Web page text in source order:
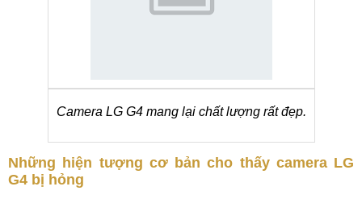
Camera LG G4 mang lại chất lượng rất đẹp.
Những hiện tượng cơ bản cho thấy camera LG
G4 bị hỏng